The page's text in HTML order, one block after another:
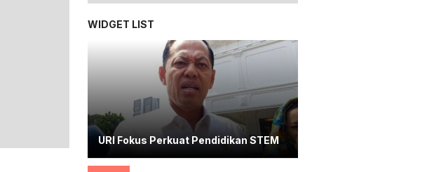
WIDGET LIST
URI Fokus Perkuat Pendidikan STEM